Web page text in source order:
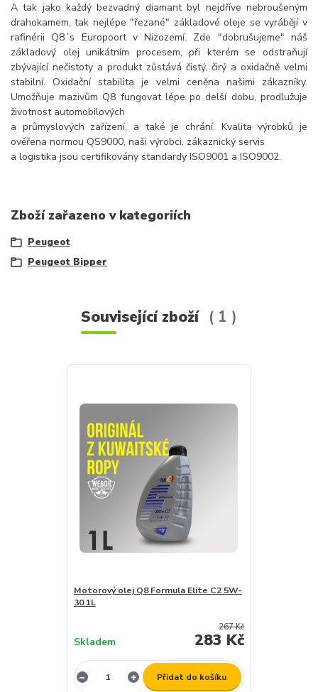
A tak jako každý bezvadný diamant byl nejdříve nebroušeným
drahokamem, tak nejlépe "řezané" základové oleje se vyrábějí v
rafinérii Q8´s Europoort v Nizozemí. Zde "dobrušujeme" náš
základový olej unikátním procesem, při kterém se odstraňují
zbývající nečistoty a produkt zůstává čistý, čirý a oxidačně velmi
stabilní. Oxidační stabilita je velmi ceněna našimi zákazníky.
Umožňuje mazivům Q8 fungovat lépe po delší dobu, prodlužuje
životnost automobilových
a průmyslových zařízení, a také je chrání. Kvalita výrobků je
ověřena normou QS9000, naši výrobci, zákaznický servis
a logistika jsou certifikovány standardy ISO9001 a ISO9002.
Zboží zařazeno v kategoriích
Peugeot
Peugeot Bipper
Související zboží 1
Motorový olej Q8 Formula Elite C2 5W-
30 1L
267 Kč
283 Kč
Skladem
Přidat do košíku